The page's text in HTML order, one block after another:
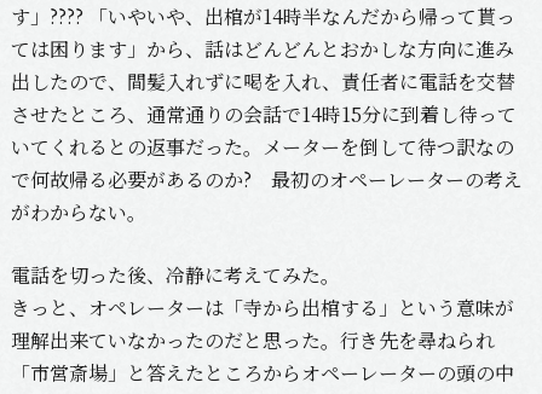
す」???? 「いやいや、出棺が14時半なんだから帰って貰っ
ては困ります」から、話はどんどんとおかしな方向に進み
出したので、間髪入れずに喝を入れ、責任者に電話を交替
させたところ、通常通りの会話で14時15分に到着し待って
いてくれるとの返事だった。メーターを倒して待つ訳なの
で何故帰る必要があるのか? 最初のオペーレーターの考え
がわからない。
電話を切った後、冷静に考えてみた。
きっと、オペレーターは「寺から出棺する」という意味が
理解出来ていなかったのだと思った。行き先を尋ねられ
「市営斎場」と答えたところからオペーレーターの頭の中